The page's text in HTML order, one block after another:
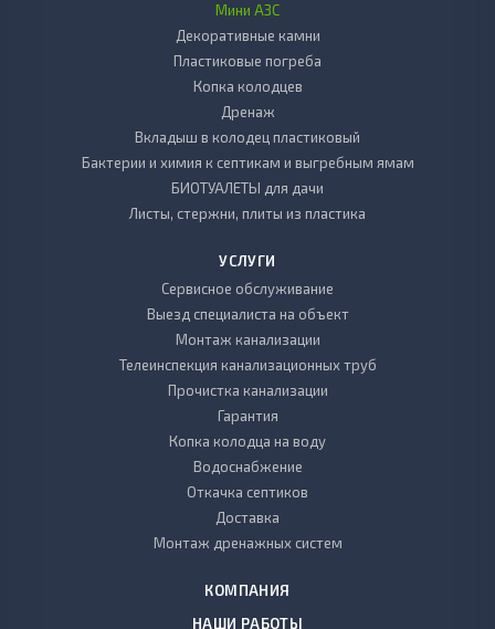
Мини АЗС
Декоративные камни
Пластиковые погреба
Копка колодцев
Дренаж
Вкладыш в колодец пластиковый
Бактерии и химия к септикам и выгребным ямам
БИОТУАЛЕТЫ для дачи
Листы, стержни, плиты из пластика
УСЛУГИ
Сервисное обслуживание
Выезд специалиста на объект
Монтаж канализации
Телеинспекция канализационных труб
Прочистка канализации
Гарантия
Копка колодца на воду
Водоснабжение
Откачка септиков
Доставка
Монтаж дренажных систем
КОМПАНИЯ
НАШИ РАБОТЫ